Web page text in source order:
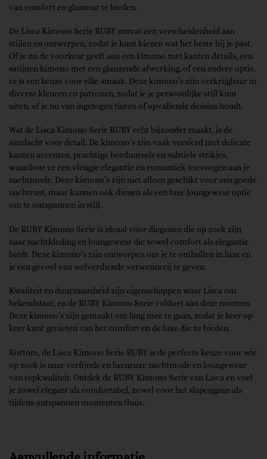
van comfort en glamour te bieden.
De Lisca Kimono Serie RUBY omvat een verscheidenheid aan
stijlen en ontwerpen, zodat je kunt kiezen wat het beste bij je past.
Of je nu de voorkeur geeft aan een kimono met kanten details, een
satijnen kimono met een glanzende afwerking, of een andere optie,
er is een keuze voor elke smaak. Deze kimono’s zijn verkrijgbaar in
diverse kleuren en patronen, zodat je je persoonlijke stijl kunt
uiten, of je nu van ingetogen tinten of opvallende dessins houdt.
Wat de Lisca Kimono Serie RUBY echt bijzonder maakt, is de
aandacht voor detail. De kimono’s zijn vaak versierd met delicate
kanten accenten, prachtige borduursels en subtiele strikjes,
waardoor ze een vleugje elegantie en romantiek toevoegen aan je
nachtmode. Deze kimono’s zijn niet alleen geschikt voor een goede
nachtrust, maar kunnen ook dienen als een luxe loungewear optie
om te ontspannen in stijl.
De RUBY Kimono Serie is ideaal voor diegenen die op zoek zijn
naar nachtkleding en loungewear die zowel comfort als elegantie
biedt. Deze kimono’s zijn ontworpen om je te omhullen in luxe en
je een gevoel van welverdiende verwennerij te geven.
Kwaliteit en duurzaamheid zijn eigenschappen waar Lisca om
bekendstaat, en de RUBY Kimono Serie voldoet aan deze normen.
Deze kimono’s zijn gemaakt om lang mee te gaan, zodat je keer op
keer kunt genieten van het comfort en de luxe die ze bieden.
Kortom, de Lisca Kimono Serie RUBY is de perfecte keuze voor wie
op zoek is naar verfijnde en luxueuze nachtmode en loungewear
van topkwaliteit. Ontdek de RUBY Kimono Serie van Lisca en voel
je zowel elegant als comfortabel, zowel voor het slapengaan als
tijdens ontspannen momenten thuis.